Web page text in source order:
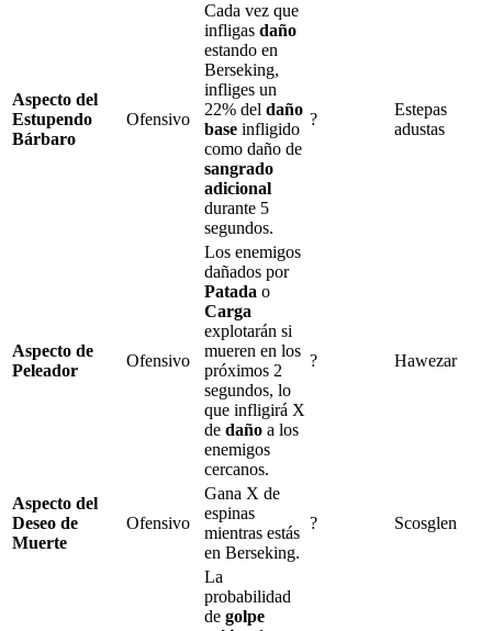
Aspecto del
Estupendo
Bárbaro
Ofensivo
Cada vez que
infligas daño
estando en
Berseking,
infliges un
22% del daño
base infligido
como daño de
sangrado
adicional
durante 5
segundos.
?
Estepas
adustas
Aspecto de
Peleador
Ofensivo
Los enemigos
dañados por
Patada o
Carga
explotarán si
mueren en los
próximos 2
segundos, lo
que infligirá X
de daño a los
enemigos
cercanos.
? Hawezar
Aspecto del
Deseo de
Muerte
Ofensivo
Gana X de
espinas
mientras estás
en Berseking.
? Scosglen
La
probabilidad
de golpe